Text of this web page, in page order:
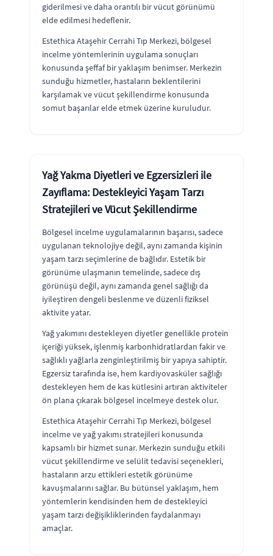
giderilmesi ve daha orantılı bir vücut görünümü
elde edilmesi hedeflenir.
Estethica Ataşehir Cerrahi Tıp Merkezi, bölgesel
incelme yöntemlerinin uygulama sonuçları
konusunda şeffaf bir yaklaşım benimser. Merkezin
sunduğu hizmetler, hastaların beklentilerini
karşılamak ve vücut şekillendirme konusunda
somut başarılar elde etmek üzerine kuruludur.
Yağ Yakma Diyetleri ve Egzersizleri ile
Zayıflama: Destekleyici Yaşam Tarzı
Stratejileri ve Vücut Şekillendirme
Bölgesel incelme uygulamalarının başarısı, sadece
uygulanan teknolojiye değil, aynı zamanda kişinin
yaşam tarzı seçimlerine de bağlıdır. Estetik bir
görünüme ulaşmanın temelinde, sadece dış
görünüşü değil, aynı zamanda genel sağlığı da
iyileştiren dengeli beslenme ve düzenli fiziksel
aktivite yatar.
Yağ yakımını destekleyen diyetler genellikle protein
içeriği yüksek, işlenmiş karbonhidratlardan fakir ve
sağlıklı yağlarla zenginleştirilmiş bir yapıya sahiptir.
Egzersiz tarafında ise, hem kardiyovasküler sağlığı
destekleyen hem de kas kütlesini artıran aktiviteler
ön plana çıkarak bölgesel incelmeye destek olur.
Estethica Ataşehir Cerrahi Tıp Merkezi, bölgesel
incelme ve yağ yakımı stratejileri konusunda
kapsamlı bir hizmet sunar. Merkezin sunduğu etkili
vücut şekillendirme ve selülit tedavisi seçenekleri,
hastaların arzu ettikleri estetik görünüme
kavuşmalarını sağlar. Bu bütünsel yaklaşım, hem
yöntemlerin kendisinden hem de destekleyici
yaşam tarzı değişikliklerinden faydalanmayı
amaçlar.